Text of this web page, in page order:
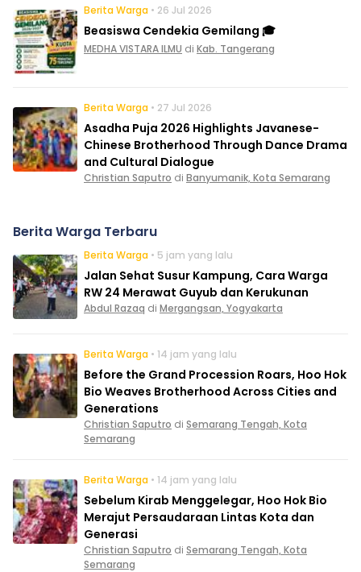
Berita Warga • 26 Jul 2026
Beasiswa Cendekia Gemilang 🎓
MEDHA VISTARA ILMU di Kab. Tangerang
Berita Warga • 27 Jul 2026
Asadha Puja 2026 Highlights Javanese-
Chinese Brotherhood Through Dance Drama
and Cultural Dialogue
Christian Saputro di Banyumanik, Kota Semarang
Berita Warga Terbaru
Berita Warga • 5 jam yang lalu
Jalan Sehat Susur Kampung, Cara Warga
RW 24 Merawat Guyub dan Kerukunan
Abdul Razaq di Mergangsan, Yogyakarta
Berita Warga • 14 jam yang lalu
Before the Grand Procession Roars, Hoo Hok
Bio Weaves Brotherhood Across Cities and
Generations
Christian Saputro di Semarang Tengah, Kota
Semarang
Berita Warga • 14 jam yang lalu
Sebelum Kirab Menggelegar, Hoo Hok Bio
Merajut Persaudaraan Lintas Kota dan
Generasi
Christian Saputro di Semarang Tengah, Kota
Semarang